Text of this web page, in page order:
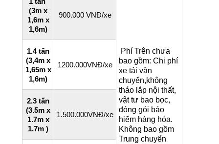
Phí Trên chưa
bao gồm: Chi phí
xe tải vận
chuyển,không
tháo lắp nội thất,
vật tư bao bọc,
đóng gói bảo
hiểm hàng hóa.
Không bao gồm
Trung chuyển
(3m x
1,6m x
1,6m)
900.000 VNĐ/xe
1.4 tấn
(3,4m x
1,65m x
1,6m)
1200.000VNĐ/xe
2.3 tấn
(3.5m x
1.7m x
1.7m )
1.500.000VNĐ/xe